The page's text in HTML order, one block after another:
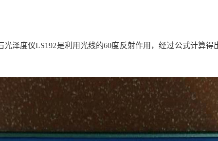
泽度仪LS192是利用光线的60度反射作用，经过公式计算